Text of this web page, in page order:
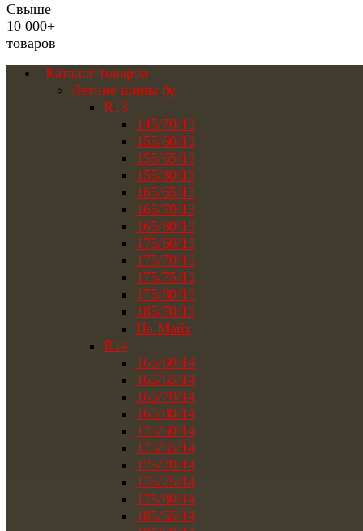
Свыше
10 000+
товаров
Каталог товаров
Летние шины бу
R13
145/70/13
155/60/13
155/65/13
155/80/13
165/65/13
165/70/13
165/80/13
175/60/13
175/70/13
175/75/13
175/80/13
185/70/13
На Matiz
R14
165/60/14
165/65/14
165/70/14
165/80/14
175/60/14
175/65/14
175/70/14
175/75/14
175/80/14
185/55/14